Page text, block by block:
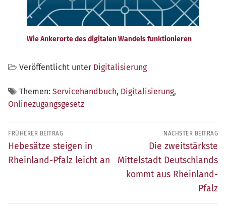
Wie Ankerorte des digitalen Wandels funktionieren
Veröffentlicht unter Digitalisierung
Themen: Servicehandbuch, Digitalisierung,
Onlinezugangsgesetz
Beitragsnavigation
FRÜHERER BEITRAG
Früherer
Beitrag:
Hebesätze steigen in
Rheinland-Pfalz leicht an
NÄCHSTER BEITRAG
Nächster
Beitrag:
Die zweitstärkste
Mittelstadt Deutschlands
kommt aus Rheinland-
Pfalz